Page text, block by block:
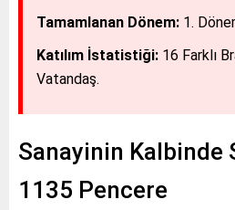
Tamamlanan Dönem: 1.
Katılım İstatistiği: 16 Farklı
Vatandaş.
Sanayinin Kalbinde
1135 Pencere